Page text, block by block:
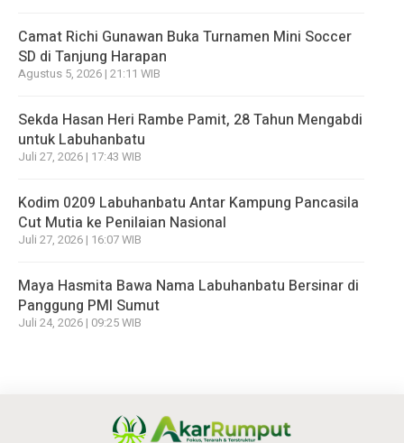
Camat Richi Gunawan Buka Turnamen Mini Soccer
SD di Tanjung Harapan
Agustus 5, 2026 | 21:11 WIB
Sekda Hasan Heri Rambe Pamit, 28 Tahun Mengabdi
untuk Labuhanbatu
Juli 27, 2026 | 17:43 WIB
Kodim 0209 Labuhanbatu Antar Kampung Pancasila
Cut Mutia ke Penilaian Nasional
Juli 27, 2026 | 16:07 WIB
Maya Hasmita Bawa Nama Labuhanbatu Bersinar di
Panggung PMI Sumut
Juli 24, 2026 | 09:25 WIB